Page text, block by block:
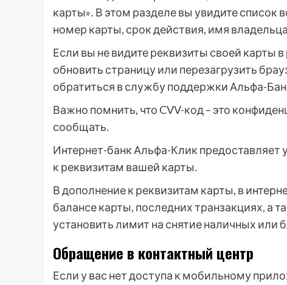
карты»․ В этом разделе вы увидите список
номер карты, срок действия, имя
Если вы не видите реквизиты своей карты
обновить страницу или перезагрузить
обратиться в службу поддержки Альфа-
Важно помнить, что CVV-код – это
сообщать․
Интернет-банк Альфа-Клик предоставляет
к реквизитам вашей карты․
В дополнение к реквизитам карты, в
балансе карты, последних транзакциях, а
установить лимит на снятие наличных или
Обращение в контактный центр
Если у вас нет доступа к мобильному